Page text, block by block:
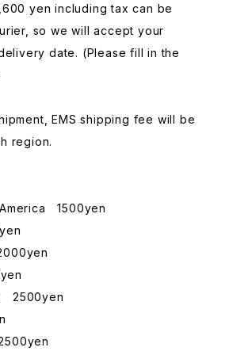
yen including tax can be
so we will accept your
date. (Please fill in the
EMS shipping fee will be
region.
1500yen
2500yen